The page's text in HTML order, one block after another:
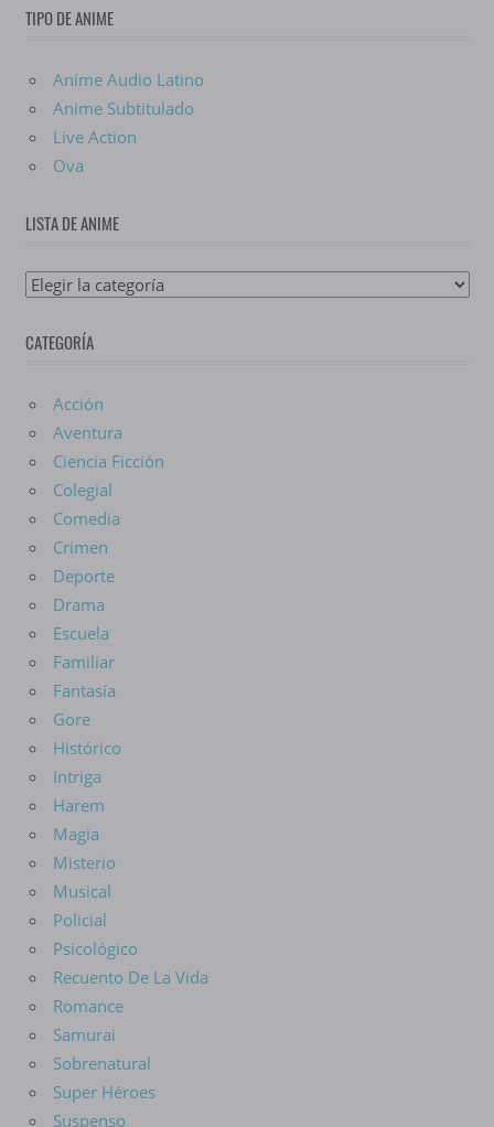
TIPO DE ANIME
Anime Audio Latino
Anime Subtitulado
Live Action
Ova
LISTA DE ANIME
Lista
Anime
CATEGORÍA
Acción
Aventura
Ciencia Ficción
Colegial
Comedia
Crimen
Deporte
Drama
Escuela
Familiar
Fantasía
Gore
Histórico
Intriga
Harem
Magia
Misterio
Musical
Policial
Psicológico
Recuento De La Vida
Romance
Samurai
Sobrenatural
Super Héroes
Suspenso